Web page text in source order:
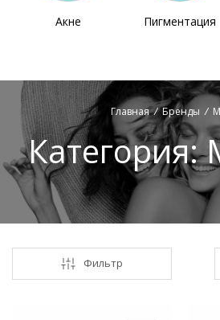
Акне Пигментация
Главная /Бренды /
Категория:
Фильтр